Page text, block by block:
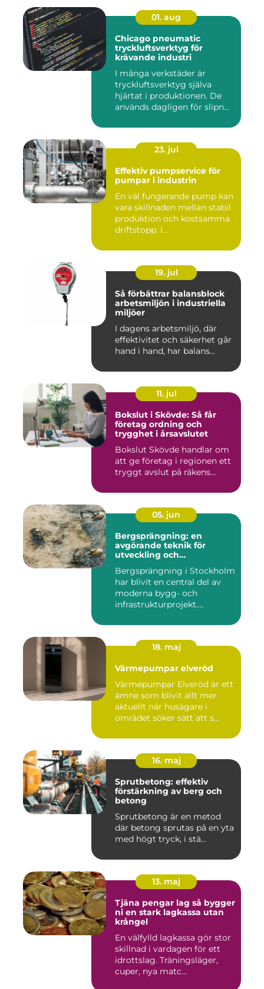
01. aug
Chicago pneumatic
tryckluftsverktyg för
krävande industri
I många verkstäder är
tryckluftsverktyg själva
hjärtat i produktionen. De
används dagligen för slipn...
23. jul
Effektiv pumpservice för
pumpar i industrin
En väl fungerande pump kan
vara skillnaden mellan stabil
produktion och kostsamma
driftstopp. I...
19. jul
Så förbättrar balansblock
arbetsmiljön i industriella
miljöer
I dagens arbetsmiljö, där
effektivitet och säkerhet går
hand i hand, har balans...
11. jul
Bokslut i Skövde: Så får
företag ordning och
trygghet i årsavslutet
Bokslut Skövde handlar om
att ge företag i regionen ett
tryggt avslut på räkens...
05. jun
Bergsprängning: en
avgörande teknik för
utveckling och
Bergsprängning i Stockholm
har blivit en central del av
moderna bygg- och
infrastrukturprojekt....
18. maj
Värmepumpar elveröd
Värmepumpar Elveröd är ett
ämne som blivit allt mer
aktuellt när husägare i
området söker sätt att s...
16. maj
Sprutbetong: effektiv
förstärkning av berg och
betong
Sprutbetong är en metod
där betong sprutas på en yta
med högt tryck, i stä...
13. maj
Tjäna pengar lag så bygger
ni en stark lagkassa utan
krångel
En välfylld lagkassa gör stor
skillnad i vardagen för ett
idrottslag. Träningsläger,
cuper, nya matc...